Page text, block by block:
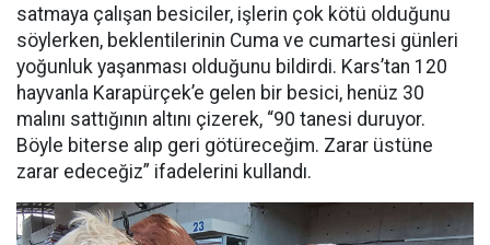
satmaya çalışan besiciler, işlerin çok kötü olduğunu
söylerken, beklentilerinin Cuma ve cumartesi günleri
yoğunluk yaşanması olduğunu bildirdi. Kars’tan 120
hayvanla Karapürçek’e gelen bir besici, henüz 30
malını sattığının altını çizerek, “90 tanesi duruyor.
Böyle biterse alıp geri götüreceğim. Zarar üstüne
zarar edeceğiz” ifadelerini kullandı.